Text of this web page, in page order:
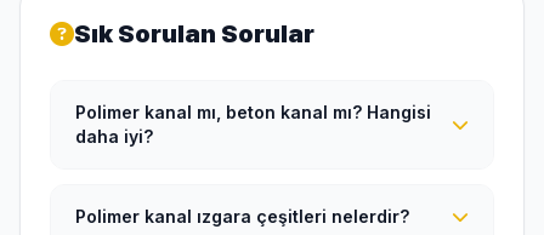
Sık Sorulan Sorular
Polimer kanal mı, beton kanal mı? Hangisi
daha iyi?
Polimer kanal ızgara çeşitleri nelerdir?